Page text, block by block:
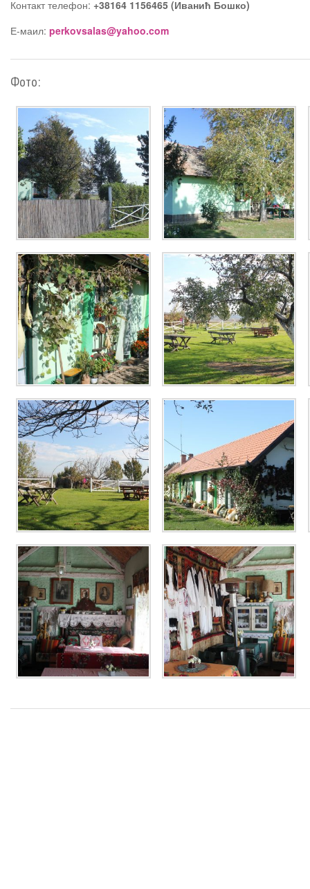
Контакт телефон: +38164 1156465 (Иванић Бошко)
Е-маил: perkovsalas@yahoo.com
Фото: